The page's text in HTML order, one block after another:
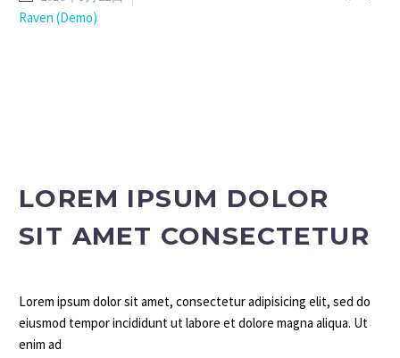
Raven (Demo)
LOREM IPSUM DOLOR
SIT AMET CONSECTETUR
Lorem ipsum dolor sit amet, consectetur adipisicing elit, sed do
eiusmod tempor incididunt ut labore et dolore magna aliqua. Ut
enim ad